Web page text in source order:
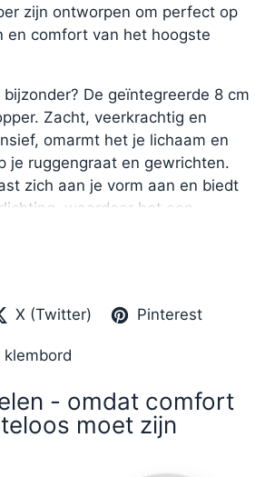
zijn ontworpen om perfect op
en comfort van het hoogste
De geïntegreerde 8 cm
Zacht, veerkrachtig en
omarmt het je lichaam en
je ruggengraat en gewrichten.
zich aan je vorm aan en biedt
waardoor het een
is als je last hebt van rugpijn of
en helpt het de matras te
is eenvoudig te verwijderen en
multipocket verenkern met een
ondersteuning op maat. De
X (Twitter) Pinterest
klembord
- omdat comfort
moet zijn